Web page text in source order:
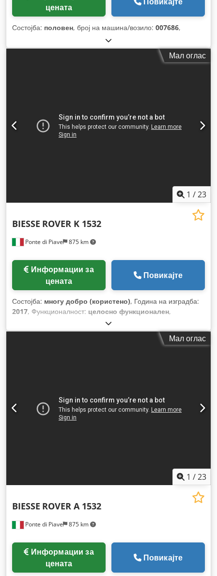
цената
Состојба: половен, број на машина/возило: 007686,
Мал оглас
1 /23
Ponte di Piave 875 km
BIESSE ROVER K 1532
цената
Повикајте
Состојба: многу добро (користено), Година на изградба:
2017, Функционалност: целосно функционален,
Мал оглас
1 /23
Ponte di Piave 875 km
BIESSE ROVER A 1532
цената
Повикајте